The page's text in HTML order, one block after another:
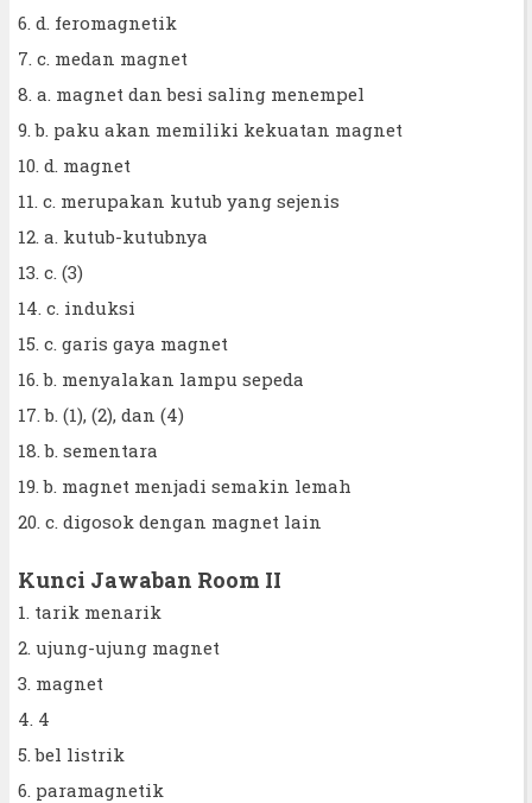
6. d. feromagnetik
7. c. medan magnet
8. a. magnet dan besi saling menempel
9. b. paku akan memiliki kekuatan magnet
10. d. magnet
11. c. merupakan kutub yang sejenis
12. a. kutub-kutubnya
13. c. (3)
14. c. induksi
15. c. garis gaya magnet
16. b. menyalakan lampu sepeda
17. b. (1), (2), dan (4)
18. b. sementara
19. b. magnet menjadi semakin lemah
20. c. digosok dengan magnet lain
Kunci Jawaban Room II
1. tarik menarik
2. ujung-ujung magnet
3. magnet
4. 4
5. bel listrik
6. paramagnetik